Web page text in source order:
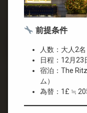
前提条件
人数：大人2名
日程：12月23
宿泊：The
ム）
為替：1£ ≒